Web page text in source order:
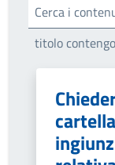
Cerca i
titolo